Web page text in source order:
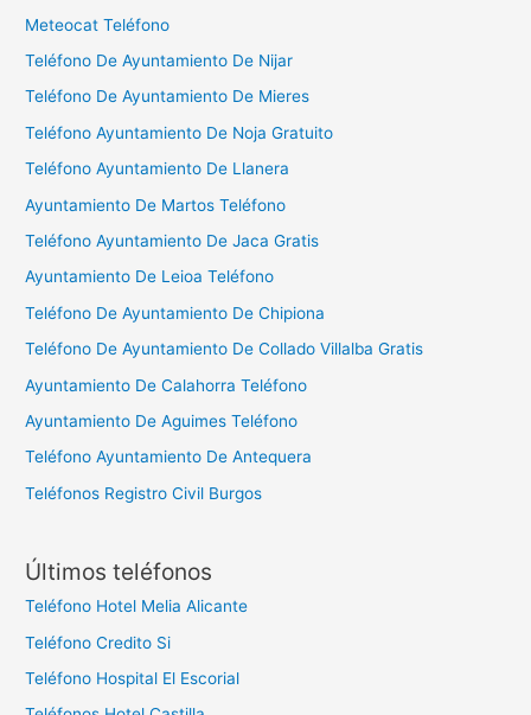
:
Meteocat Teléfono
Teléfono De Ayuntamiento De Nijar
Teléfono De Ayuntamiento De Mieres
Teléfono Ayuntamiento De Noja Gratuito
Teléfono Ayuntamiento De Llanera
Ayuntamiento De Martos Teléfono
Teléfono Ayuntamiento De Jaca Gratis
Ayuntamiento De Leioa Teléfono
Teléfono De Ayuntamiento De Chipiona
Teléfono De Ayuntamiento De Collado Villalba Gratis
Ayuntamiento De Calahorra Teléfono
Ayuntamiento De Aguimes Teléfono
Teléfono Ayuntamiento De Antequera
Teléfonos Registro Civil Burgos
Últimos teléfonos
Teléfono Hotel Melia Alicante
Teléfono Credito Si
Teléfono Hospital El Escorial